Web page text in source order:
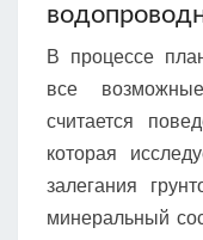
В процессе
все
считается
которая
залегания
минеральный